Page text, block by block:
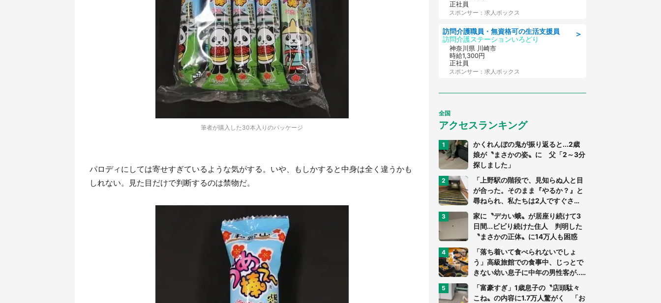
筆者が購入した30本入りのパッケージ
パロディにしては寄せすぎているような気がする。いや、もしかすると中身は全く違うかも
しれない。見た目だけで判断するのは禁物だ。
正社員
スポンサー：求人ボックス
＞
訪問介護職員・無資格可の生活支援員
訪問介護ステーションいろどり
神奈川県 川崎市
時給1,300円
正社員
スポンサー：求人ボックス
全国
アクセスランキング
かくれんぼの鬼が振り返ると...2歳
娘が〝まさかの姿〟に 父「2～3分
探しました」
「上野駅の階段で、見知らぬ人と目
が合った。そのまま『やるか？』と
尋ねられ、私たちは2人ですぐさ
ま...」（茨城県・70代男性）
家に〝デカい蛾〟が居座り続けて3
日間...ビビり続けた住人 判明した
〝まさかの正体〟に14万人も困惑
「落ち着いて食べられないでしょ
う」高級旅館での食事中、じっとで
きない幼い息子に中年の男性客が...
（東京都・40代男性）
「富豪すぎ」1歳息子の〝店頭駄々
こね〟の内容に1.7万人驚がく 「お